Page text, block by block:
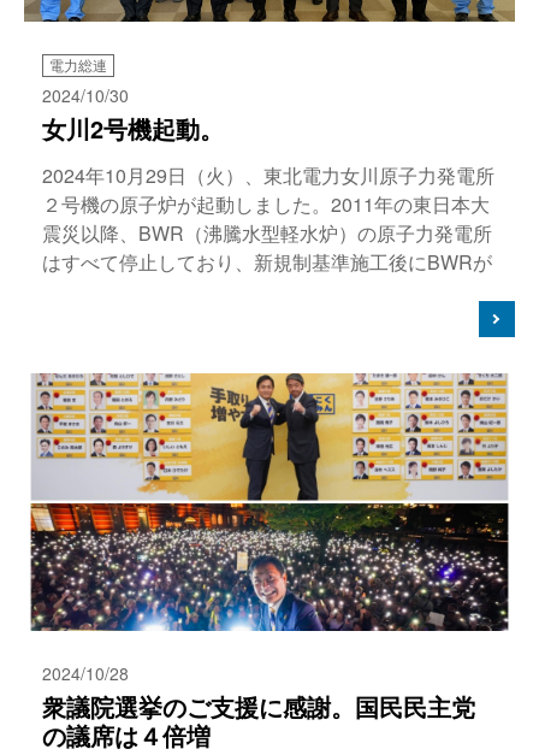
電力総連
2024/10/30
女川2号機起動。
2024年10月29日（火）、東北電力女川原子力発電所
２号機の原子炉が起動しました。2011年の東日本大
震災以降、BWR（沸騰水型軽水炉）の原子力発電所
はすべて停止しており、新規制基準施工後にBWRが
2024/10/28
衆議院選挙のご支援に感謝。国民民主党
の議席は４倍増